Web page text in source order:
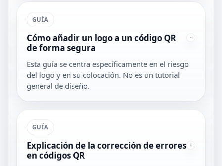
GUÍA
Cómo añadir un logo a un código QR
de forma segura
Esta guía se centra específicamente en el riesgo
del logo y en su colocación. No es un tutorial
general de diseño.
GUÍA
Explicación de la corrección de errores
en códigos QR